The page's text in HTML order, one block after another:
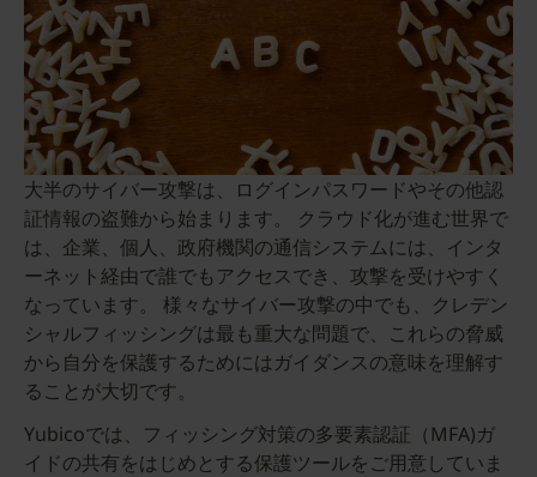
大半のサイバー攻撃は、ログインパスワードやその他認
証情報の盗難から始まります。 クラウド化が進む世界で
は、企業、個人、政府機関の通信システムには、インタ
ーネット経由で誰でもアクセスでき、攻撃を受けやすく
なっています。 様々なサイバー攻撃の中でも、クレデン
シャルフィッシングは最も重大な問題で、これらの脅威
から自分を保護するためにはガイダンスの意味を理解す
ることが大切です。
Yubicoでは、フィッシング対策の多要素認証（MFA)ガ
イドの共有をはじめとする保護ツールをご用意していま